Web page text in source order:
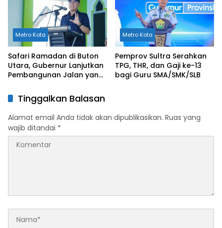
Metro Kota
Safari Ramadan di Buton
Utara, Gubernur Lanjutkan
Pembangunan Jalan yang
Metro Kota
Pemprov Sultra Serahkan
TPG, THR, dan Gaji ke-13
bagi Guru SMA/SMK/SLB
Tinggalkan Balasan
Alamat email Anda tidak akan dipublikasikan. Ruas yang
wajib ditandai *